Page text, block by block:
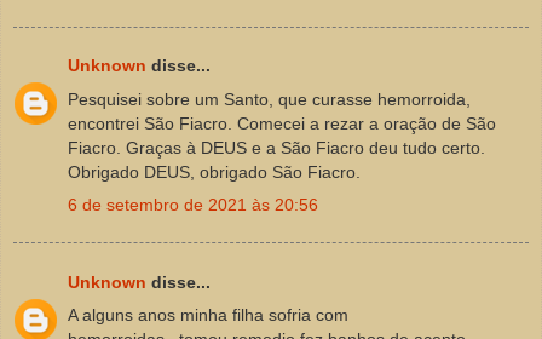
Unknown disse...
Pesquisei sobre um Santo, que curasse hemorroida,
encontrei São Fiacro. Comecei a rezar a oração de São
Fiacro. Graças à DEUS e a São Fiacro deu tudo certo.
Obrigado DEUS, obrigado São Fiacro.
6 de setembro de 2021 às 20:56
Unknown disse...
A alguns anos minha filha sofria com